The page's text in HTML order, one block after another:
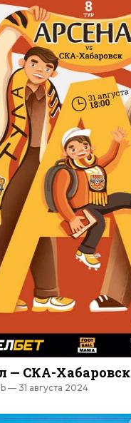
— СКА-Хабаровск
— 31 августа 2024